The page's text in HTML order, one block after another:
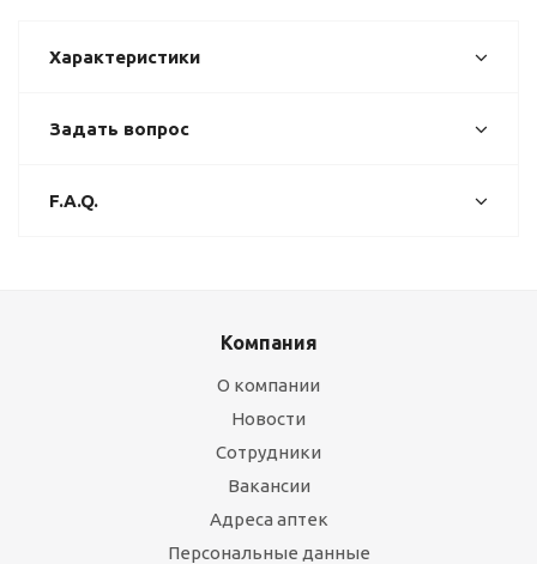
Характеристики
Задать вопрос
F.A.Q.
Компания
О компании
Новости
Сотрудники
Вакансии
Адреса аптек
Персональные данные